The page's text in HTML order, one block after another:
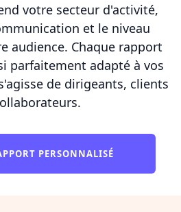
votre secteur d'activité,
et le niveau
audience. Chaque rapport
parfaitement adapté à vos
de dirigeants, clients
PERSONNALISÉ